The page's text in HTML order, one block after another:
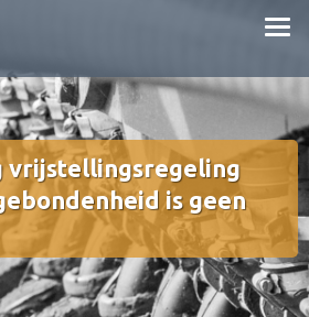
vrijstellingsregeling
is geen